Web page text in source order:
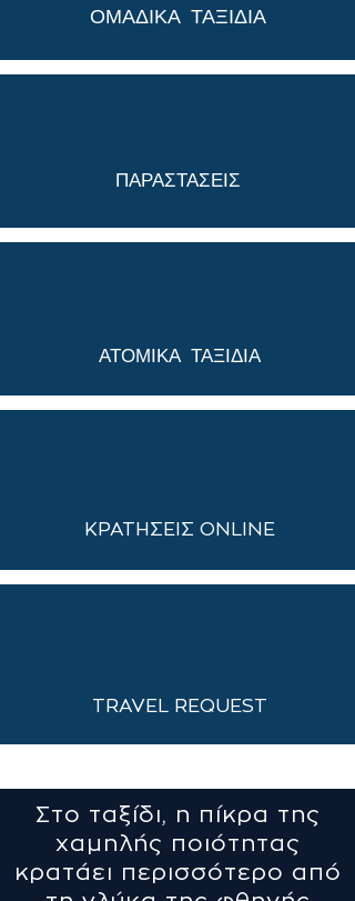
ΟΜΑΔΙΚΑ ΤΑΞΙΔΙΑ
ΠΑΡΑΣΤΑΣΕΙΣ
ΑΤΟΜΙΚΑ ΤΑΞΙΔΙΑ
ΚΡΑΤΗΣΕΙΣ ONLINE
TRAVEL REQUEST
Στο ταξίδι, η πίκρα της
χαμηλής ποιότητας
κρατάει περισσότερο από